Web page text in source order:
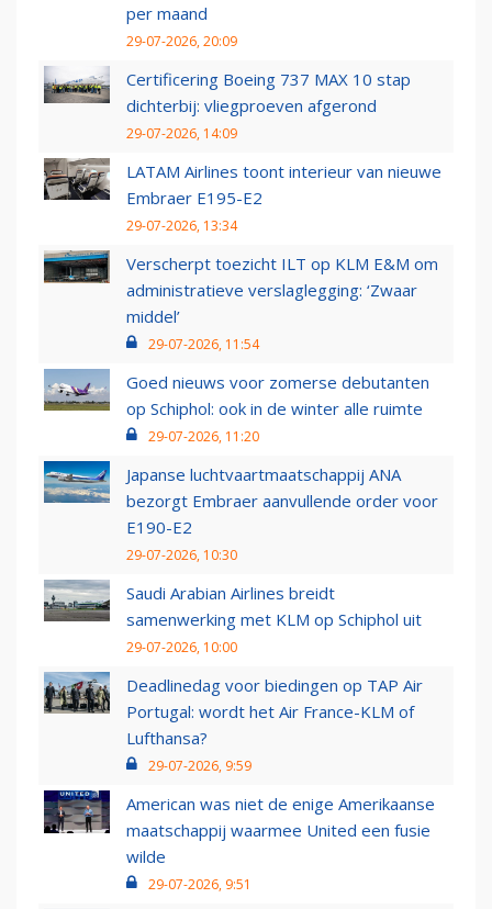
per maand
29-07-2026, 20:09
Certificering Boeing 737 MAX 10 stap
dichterbij: vliegproeven afgerond
29-07-2026, 14:09
LATAM Airlines toont interieur van nieuwe
Embraer E195-E2
29-07-2026, 13:34
Verscherpt toezicht ILT op KLM E&M om
administratieve verslaglegging: ‘Zwaar
middel’
29-07-2026, 11:54
Goed nieuws voor zomerse debutanten
op Schiphol: ook in de winter alle ruimte
29-07-2026, 11:20
Japanse luchtvaartmaatschappij ANA
bezorgt Embraer aanvullende order voor
E190-E2
29-07-2026, 10:30
Saudi Arabian Airlines breidt
samenwerking met KLM op Schiphol uit
29-07-2026, 10:00
Deadlinedag voor biedingen op TAP Air
Portugal: wordt het Air France-KLM of
Lufthansa?
29-07-2026, 9:59
American was niet de enige Amerikaanse
maatschappij waarmee United een fusie
wilde
29-07-2026, 9:51